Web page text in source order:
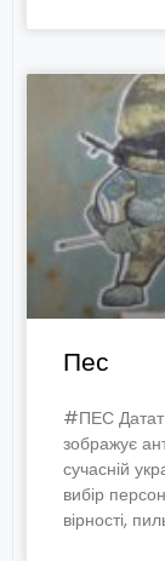
Пес
#ПЕС Датат
зображує
сучасній
вибір
вірності,